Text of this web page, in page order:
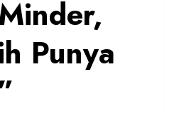
Punya